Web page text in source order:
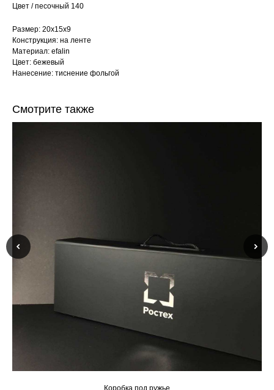
Цвет / песочный 140
Размер: 20х15х9
Конструкция: на ленте
Материал: efalin
Цвет: бежевый
Нанесение: тиснение фольгой
Смотрите также
Коробка под ружье